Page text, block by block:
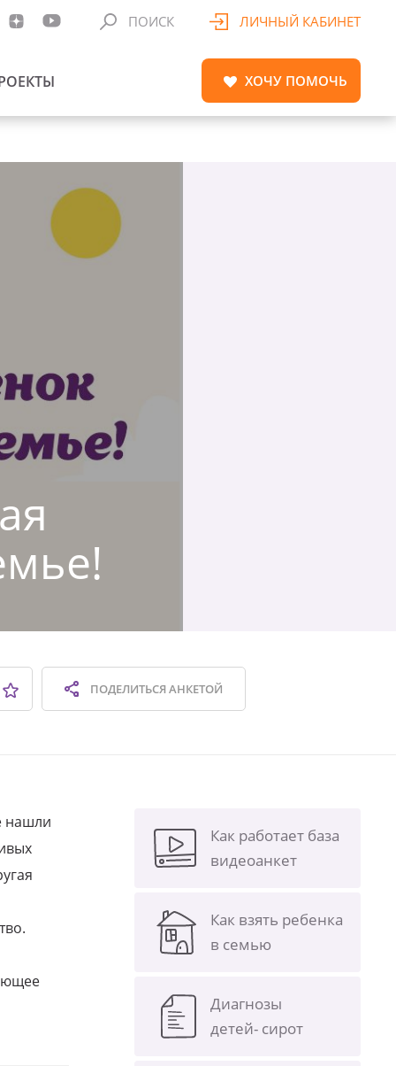
ПОИСК ЛИЧНЫЙ КАБИНЕТ
ХОЧУ ПОМОЧЬ
ПОДЕЛИТЬСЯАНКЕТОЙ
нашли
Как работает база
видеоанкет
Как взять ребенка
в семью
Диагнозы
детей- сирот